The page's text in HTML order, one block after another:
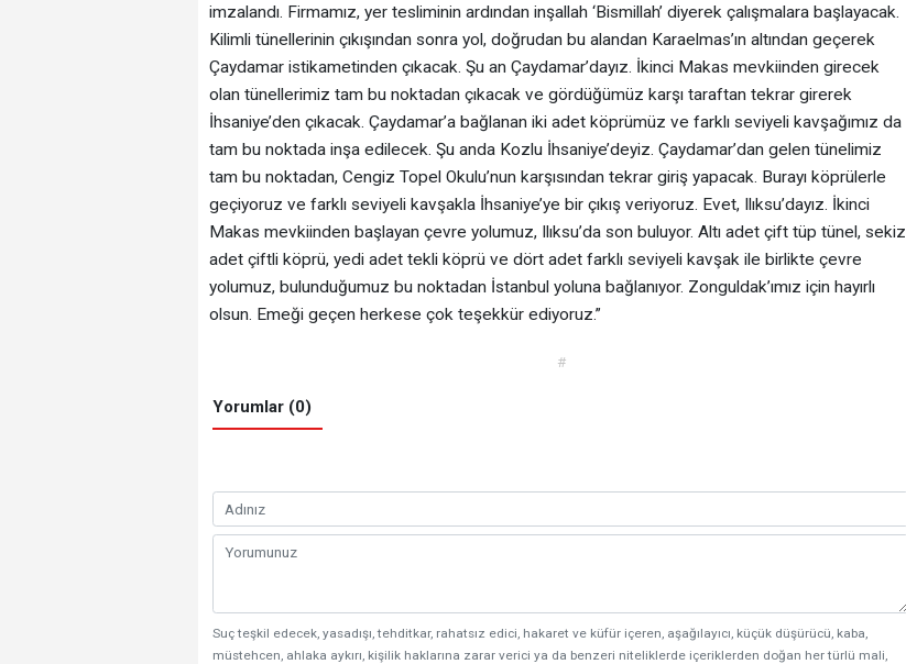
imzalandı. Firmamız, yer tesliminin ardından inşallah ‘Bismillah’ diyerek çalışmalara başlayacak.
Kilimli tünellerinin çıkışından sonra yol, doğrudan bu alandan Karaelmas’ın altından geçerek
Çaydamar istikametinden çıkacak. Şu an Çaydamar’dayız. İkinci Makas mevkiinden girecek
olan tünellerimiz tam bu noktadan çıkacak ve gördüğümüz karşı taraftan tekrar girerek
İhsaniye’den çıkacak. Çaydamar’a bağlanan iki adet köprümüz ve farklı seviyeli kavşağımız da
tam bu noktada inşa edilecek. Şu anda Kozlu İhsaniye’deyiz. Çaydamar’dan gelen tünelimiz
tam bu noktadan, Cengiz Topel Okulu’nun karşısından tekrar giriş yapacak. Burayı köprülerle
geçiyoruz ve farklı seviyeli kavşakla İhsaniye’ye bir çıkış veriyoruz. Evet, Ilıksu’dayız. İkinci
Makas mevkiinden başlayan çevre yolumuz, Ilıksu’da son buluyor. Altı adet çift tüp tünel, sekiz
adet çiftli köprü, yedi adet tekli köprü ve dört adet farklı seviyeli kavşak ile birlikte çevre
yolumuz, bulunduğumuz bu noktadan İstanbul yoluna bağlanıyor. Zonguldak’ımız için hayırlı
olsun. Emeği geçen herkese çok teşekkür ediyoruz.”
#
Yorumlar (0)
Suç teşkil edecek, yasadışı, tehditkar, rahatsız edici, hakaret ve küfür içeren, aşağılayıcı, küçük düşürücü, kaba,
müstehcen, ahlaka aykırı, kişilik haklarına zarar verici ya da benzeri niteliklerde içeriklerden doğan her türlü mali,